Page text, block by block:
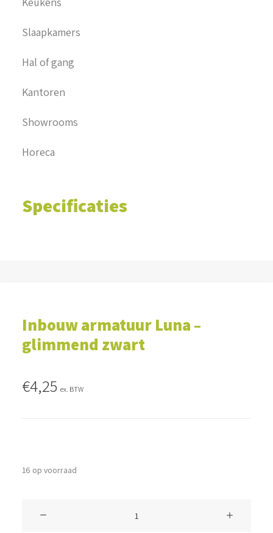
Slaapkamers
Hal of gang
Kantoren
Showrooms
Horeca
Specificaties
Inbouw armatuur Luna –
glimmend zwart
€4,25 ex. BTW
16 op voorraad